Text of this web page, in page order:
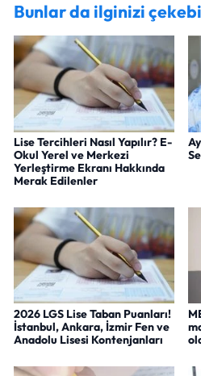
Bunlar da ilginizi
Lise Tercihleri Nasıl Yapılır? E-
Okul Yerel ve Merkezi
Yerleştirme Ekranı Hakkında
Merak Edilenler
2026 LGS Lise Taban Puanları!
İstanbul, Ankara, İzmir Fen ve
Anadolu Lisesi Kontenjanları